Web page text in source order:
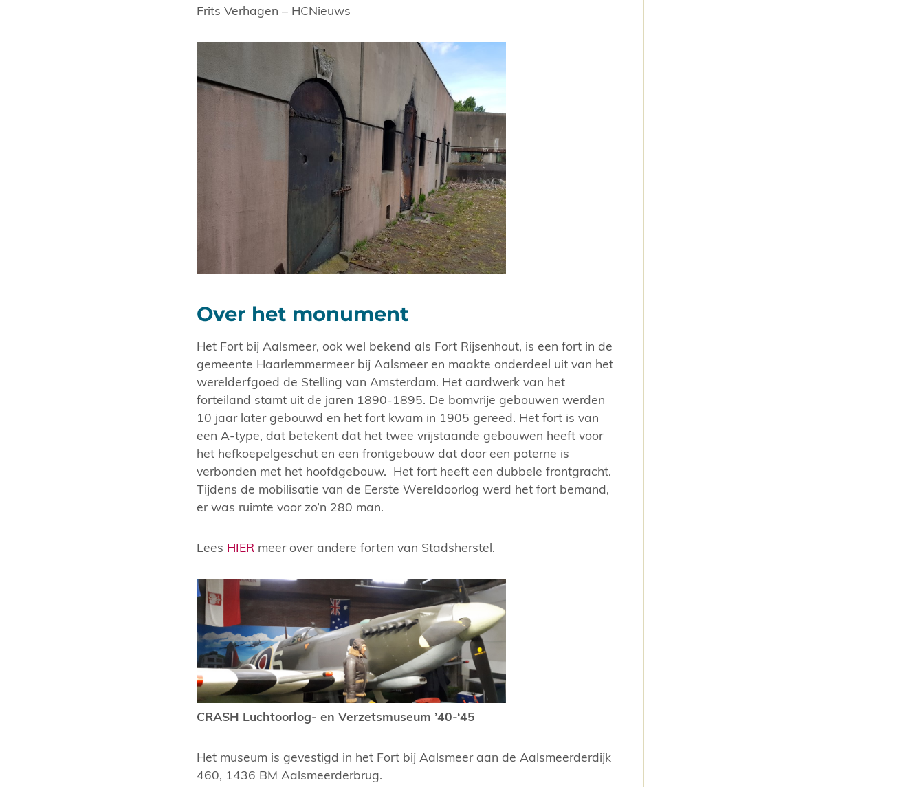
Frits Verhagen – HCNieuws
Over het monument
Het Fort bij Aalsmeer, ook wel bekend als Fort Rijsenhout, is een fort in de
gemeente Haarlemmermeer bij Aalsmeer en maakte onderdeel uit van het
werelderfgoed de Stelling van Amsterdam. Het aardwerk van het
forteiland stamt uit de jaren 1890-1895. De bomvrije gebouwen werden
10 jaar later gebouwd en het fort kwam in 1905 gereed. Het fort is van
een A-type, dat betekent dat het twee vrijstaande gebouwen heeft voor
het hefkoepelgeschut en een frontgebouw dat door een poterne is
verbonden met het hoofdgebouw. Het fort heeft een dubbele frontgracht.
Tijdens de mobilisatie van de Eerste Wereldoorlog werd het fort bemand,
er was ruimte voor zo’n 280 man.
Lees HIER meer over andere forten van Stadsherstel.
CRASH Luchtoorlog- en Verzetsmuseum ’40-‘45
Het museum is gevestigd in het Fort bij Aalsmeer aan de Aalsmeerderdijk
460, 1436 BM Aalsmeerderbrug.